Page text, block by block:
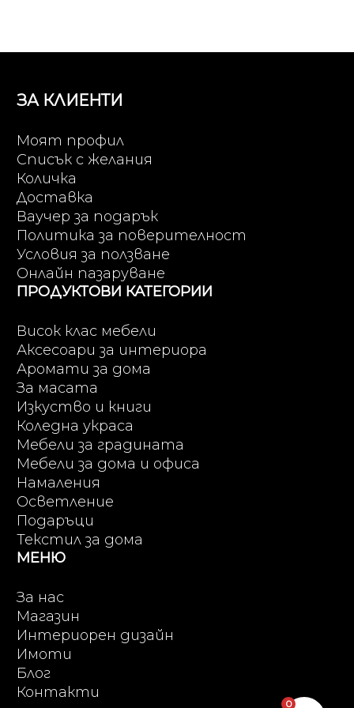
ЗА КЛИЕНТИ
Моят профил
Списък с желания
Количка
Доставка
Ваучер за подарък
Политика за поверителност
Условия за ползване
Онлайн пазаруване
ПРОДУКТОВИ КАТЕГОРИИ
Висок клас мебели
Аксесоари за интериора
Аромати за дома
За масата
Изкуство и книги
Коледна украса
Мебели за градината
Мебели за дома и офиса
Намаления
Осветление
Подаръци
Текстил за дома
МЕНЮ
За нас
Магазин
Интериорен дизайн
Имоти
Блог
Контакти
0